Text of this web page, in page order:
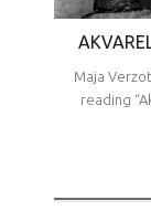
Maja
reading